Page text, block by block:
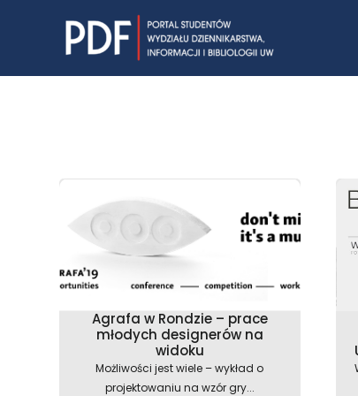
Agrafa w Rondzie – prace
młodych designerów na
widoku
Możliwości jest wiele – wykład o
projektowaniu na wzór gry...